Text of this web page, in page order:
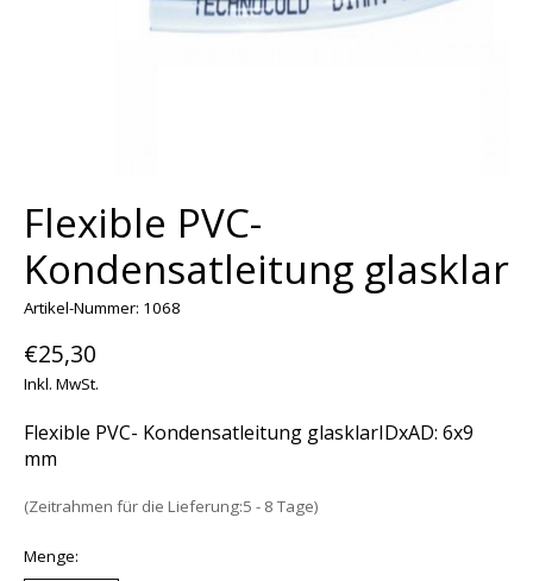
Flexible PVC-
Kondensatleitung glasklar
Artikel-Nummer: 1068
€25,30
Inkl. MwSt.
Flexible PVC- Kondensatleitung glasklarIDxAD: 6x9
mm
(Zeitrahmen für die Lieferung:5 - 8 Tage)
Menge: